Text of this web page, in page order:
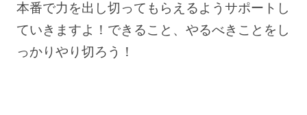
本番で力を出し切ってもらえるようサポートし
ていきますよ！できること、やるべきことをし
っかりやり切ろう！